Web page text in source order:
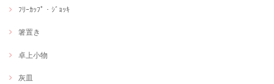
ﾌﾘｰｶｯﾌﾟ・ｼﾞｮｯｷ
箸置き
卓上小物
灰皿